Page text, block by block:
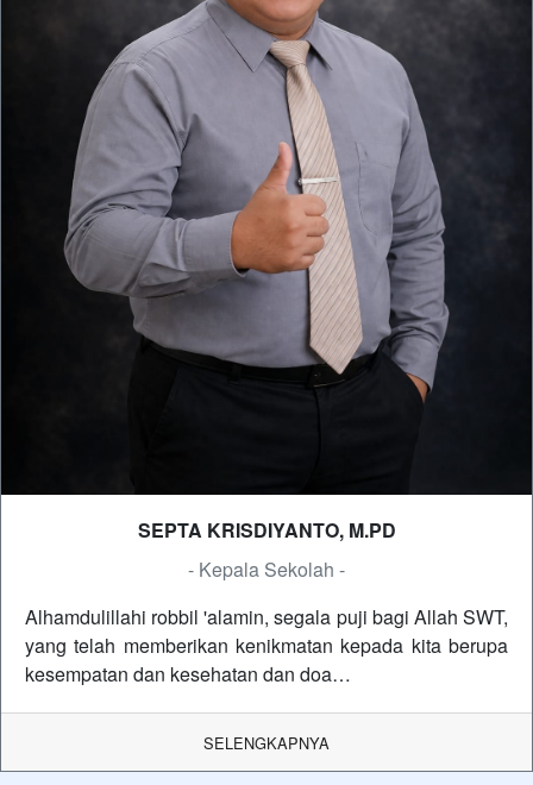
SEPTA KRISDIYANTO, M.PD
- Kepala Sekolah -
Alhamdulillahi robbil 'alamin, segala puji bagi Allah SWT,
yang telah memberikan kenikmatan kepada kita berupa
kesempatan dan kesehatan dan doa…
SELENGKAPNYA